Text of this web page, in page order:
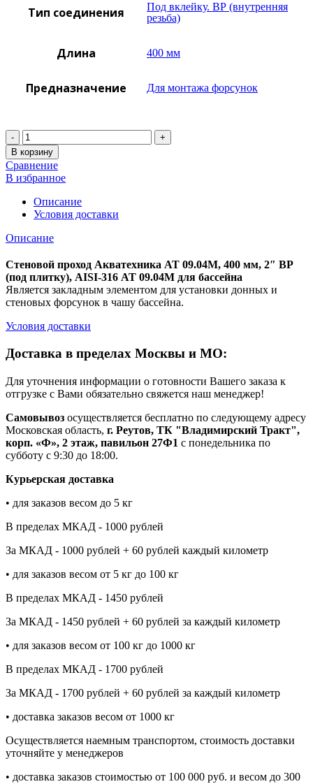
Тип соединения
Под вклейку. ВР (внутренняя
резьба)
Длина 400 мм
Предназначение Для монтажа форсунок
Количество
В корзину
Сравнение
В избранное
Описание
Условия доставки
Описание
Стеновой проход Акватехника АТ 09.04М, 400 мм, 2″ ВР
(под плитку), AISI-316 АТ 09.04М для бассейна
Является закладным элементом для установки донных и
стеновых форсунок в чашу бассейна.
Условия доставки
Доставка в пределах Москвы и МО:
Для уточнения информации о готовности Вашего заказа к
отгрузке с Вами обязательно свяжется наш менеджер!
Самовывоз осуществляется бесплатно по следующему адресу
Московская область, г. Реутов, ТК "Владимирский Тракт",
корп. «Ф», 2 этаж, павильон 27Ф1 с понедельника по
субботу с 9:30 до 18:00.
Курьерская доставка
• для заказов весом до 5 кг
В пределах МКАД - 1000 рублей
За МКАД - 1000 рублей + 60 рублей каждый километр
• для заказов весом от 5 кг до 100 кг
В пределах МКАД - 1450 рублей
За МКАД - 1450 рублей + 60 рублей за каждый километр
• для заказов весом от 100 кг до 1000 кг
В пределах МКАД - 1700 рублей
За МКАД - 1700 рублей + 60 рублей за каждый километр
• доставка заказов весом от 1000 кг
Осуществляется наемным транспортом, стоимость доставки
уточняйте у менеджеров
• доставка заказов стоимостью от 100 000 руб. и весом до 300